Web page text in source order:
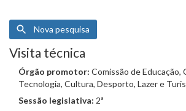
Nova pesquisa
Visita técnica
Órgão promotor: Comissão de Educação,
Tecnologia, Cultura, Desporto, Lazer e
Sessão legislativa: 2ª